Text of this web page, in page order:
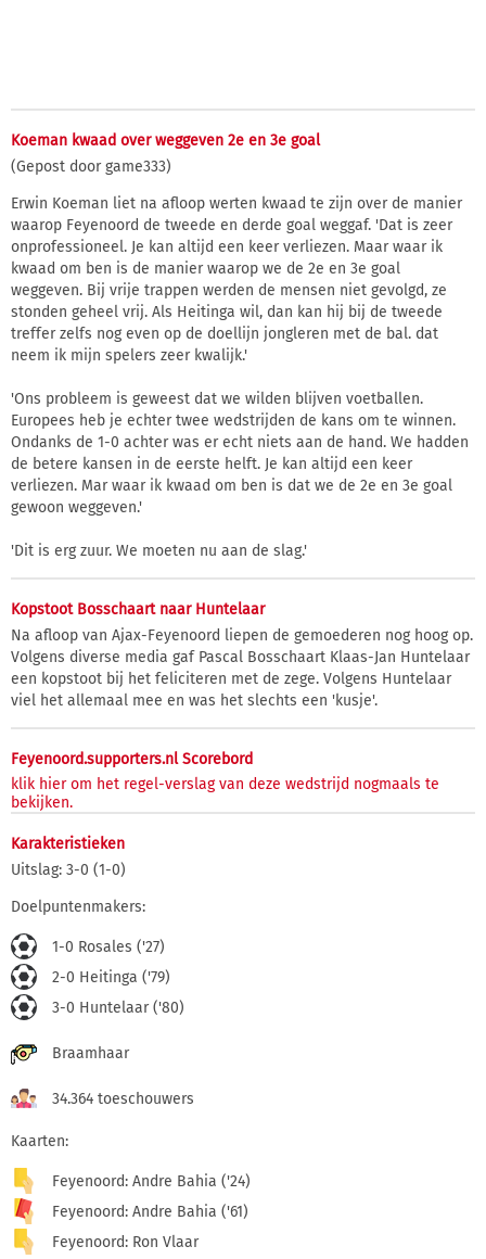
Koeman kwaad over weggeven 2e en 3e goal
(Gepost door game333)
Erwin Koeman liet na afloop werten kwaad te zijn over de manier
waarop Feyenoord de tweede en derde goal weggaf. 'Dat is zeer
onprofessioneel. Je kan altijd een keer verliezen. Maar waar ik
kwaad om ben is de manier waarop we de 2e en 3e goal
weggeven. Bij vrije trappen werden de mensen niet gevolgd, ze
stonden geheel vrij. Als Heitinga wil, dan kan hij bij de tweede
treffer zelfs nog even op de doellijn jongleren met de bal. dat
neem ik mijn spelers zeer kwalijk.'
'Ons probleem is geweest dat we wilden blijven voetballen.
Europees heb je echter twee wedstrijden de kans om te winnen.
Ondanks de 1-0 achter was er echt niets aan de hand. We hadden
de betere kansen in de eerste helft. Je kan altijd een keer
verliezen. Mar waar ik kwaad om ben is dat we de 2e en 3e goal
gewoon weggeven.'
'Dit is erg zuur. We moeten nu aan de slag.'
Kopstoot Bosschaart naar Huntelaar
Na afloop van Ajax-Feyenoord liepen de gemoederen nog hoog op.
Volgens diverse media gaf Pascal Bosschaart Klaas-Jan Huntelaar
een kopstoot bij het feliciteren met de zege. Volgens Huntelaar
viel het allemaal mee en was het slechts een 'kusje'.
Feyenoord.supporters.nl Scorebord
klik hier om het regel-verslag van deze wedstrijd nogmaals te
bekijken.
Karakteristieken
Uitslag: 3-0 (1-0)
Doelpuntenmakers:
1-0 Rosales ('27)
2-0 Heitinga ('79)
3-0 Huntelaar ('80)
Braamhaar
34.364 toeschouwers
Kaarten:
Feyenoord: Andre Bahia ('24)
Feyenoord: Andre Bahia ('61)
Feyenoord: Ron Vlaar